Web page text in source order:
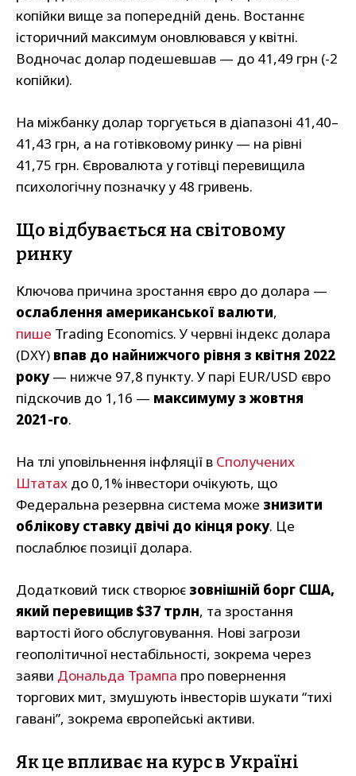
копійки вище за попередній день. Востаннє
історичний максимум оновлювався у квітні.
Водночас долар подешевшав — до 41,49 грн (-2
копійки).
На міжбанку долар торгується в діапазоні 41,40–
41,43 грн, а на готівковому ринку — на рівні
41,75 грн. Євровалюта у готівці перевищила
психологічну позначку у 48 гривень.
Що відбувається на світовому
ринку
Ключова причина зростання євро до долара —
ослаблення американської валюти,
пише Trading Economics. У червні індекс долара
(DXY) впав до найнижчого рівня з квітня 2022
року— нижче 97,8 пункту. У парі EUR/USD євро
підскочив до 1,16 — максимуму з жовтня
2021-го.
На тлі уповільнення інфляції в Сполучених
Штатах до 0,1% інвестори очікують, що
Федеральна резервна система може знизити
облікову ставку двічі до кінця року. Це
послаблює позиції долара.
Додатковий тиск створює зовнішній борг США,
який перевищив $37 трлн, та зростання
вартості його обслуговування. Нові загрози
геополітичної нестабільності, зокрема через
заяви Дональда Трампа про повернення
торгових мит, змушують інвесторів шукати “тихі
гавані”, зокрема європейські активи.
Як це впливає на курс в Україні